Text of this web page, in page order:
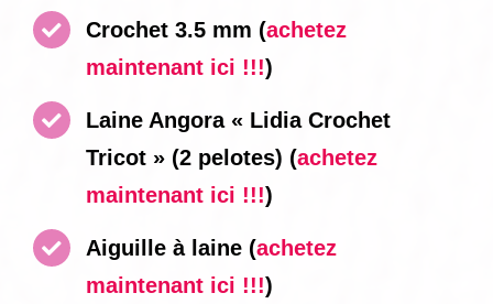
Crochet 3.5 mm (achetez
maintenant ici !!!)
Laine Angora « Lidia Crochet
Tricot » (2 pelotes) (achetez
maintenant ici !!!)
Aiguille à laine (achetez
maintenant ici !!!)